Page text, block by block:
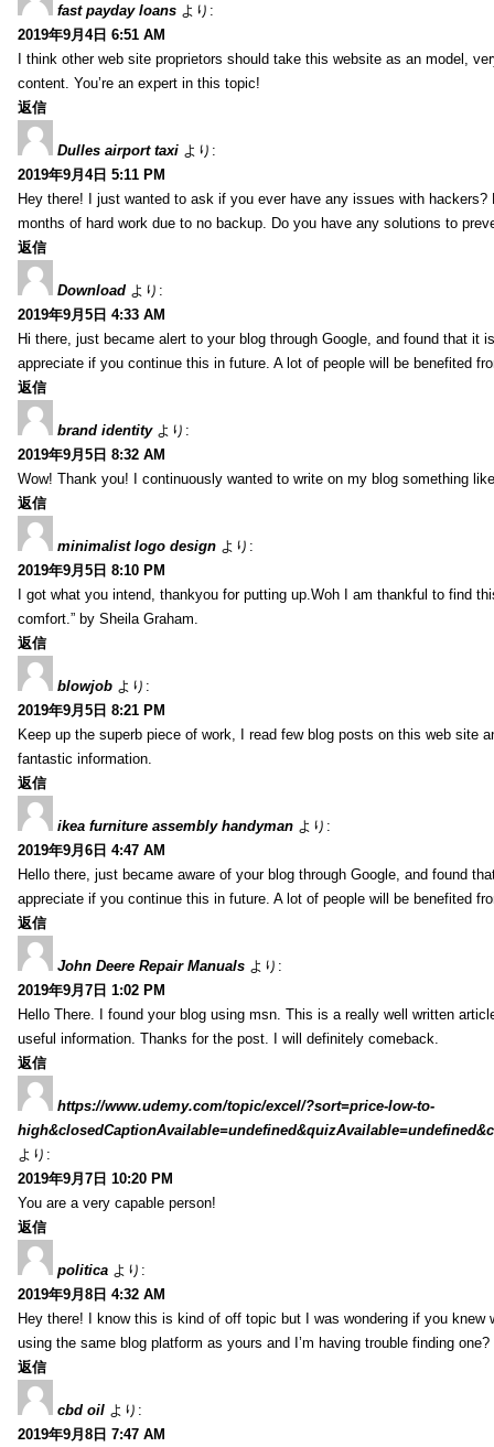
fast payday loans より:
2019年9月4日 6:51 AM
I think other web site proprietors should take this website as an model,
content. You’re an expert in this topic!
返信
Dulles airport taxi より:
2019年9月4日 5:11 PM
Hey there! I just wanted to ask if you ever have any issues with
months of hard work due to no backup. Do you have any solutions to
返信
Download より:
2019年9月5日 4:33 AM
Hi there, just became alert to your blog through Google, and found that it
appreciate if you continue this in future. A lot of people will be benefited
返信
brand identity より:
2019年9月5日 8:32 AM
Wow! Thank you! I continuously wanted to write on my blog something
返信
minimalist logo design より:
2019年9月5日 8:10 PM
I got what you intend, thankyou for putting up.Woh I am thankful to find
comfort.” by Sheila Graham.
返信
blowjob より:
2019年9月5日 8:21 PM
Keep up the superb piece of work, I read few blog posts on this web site
fantastic information.
返信
ikea furniture assembly handyman より:
2019年9月6日 4:47 AM
Hello there, just became aware of your blog through Google, and found
appreciate if you continue this in future. A lot of people will be benefited
返信
John Deere Repair Manuals より:
2019年9月7日 1:02 PM
Hello There. I found your blog using msn. This is a really well written
useful information. Thanks for the post. I will definitely comeback.
返信
https://www.udemy.com/topic/excel/?sort=price-low-to-
より:
2019年9月7日 10:20 PM
You are a very capable person!
返信
politica より:
2019年9月8日 4:32 AM
Hey there! I know this is kind of off topic but I was wondering if you
using the same blog platform as yours and I’m having trouble finding
返信
cbd oil より:
2019年9月8日 7:47 AM